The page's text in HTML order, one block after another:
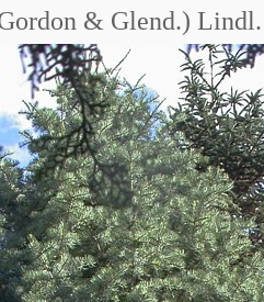
& Glend.)